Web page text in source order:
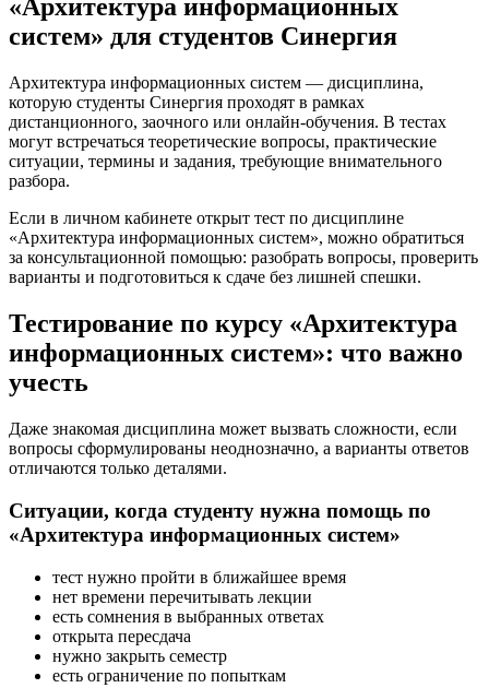
«Архитектура информационных
систем» для студентов Синергия
Архитектура информационных систем — дисциплина,
которую студенты Синергия проходят в рамках
дистанционного, заочного или онлайн-обучения. В тестах
могут встречаться теоретические вопросы, практические
ситуации, термины и задания, требующие внимательного
разбора.
Если в личном кабинете открыт тест по дисциплине
«Архитектура информационных систем», можно обратиться
за консультационной помощью: разобрать вопросы, проверить
варианты и подготовиться к сдаче без лишней спешки.
Тестирование по курсу «Архитектура
информационных систем»: что важно
учесть
Даже знакомая дисциплина может вызвать сложности, если
вопросы сформулированы неоднозначно, а варианты ответов
отличаются только деталями.
Ситуации, когда студенту нужна помощь по
«Архитектура информационных систем»
тест нужно пройти в ближайшее время
нет времени перечитывать лекции
есть сомнения в выбранных ответах
открыта пересдача
нужно закрыть семестр
есть ограничение по попыткам